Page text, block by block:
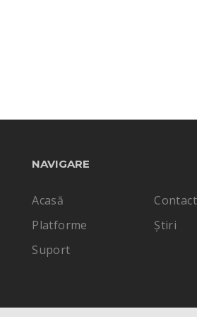
NAVIGARE
Acasă
Contact
Platforme
Știri
Suport